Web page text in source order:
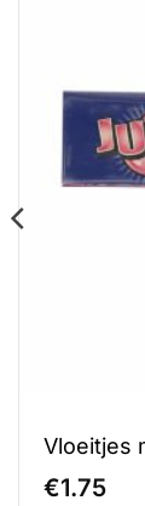
Vloeitjes
€1.75